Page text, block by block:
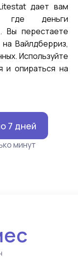
дает вам
где деньги
Вы перестаете
на Вайлдберриз,
Используйте
и опираться на
7 дней
минут